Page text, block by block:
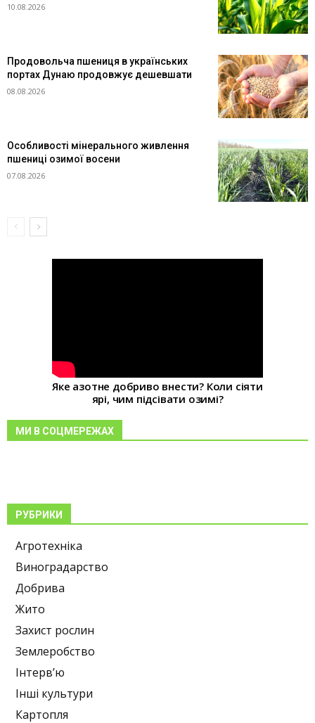
10.08.2026
Продовольча пшениця в українських
портах Дунаю продовжує дешевшати
08.08.2026
Особливості мінерального живлення
пшениці озимої восени
07.08.2026
Яке азотне добриво внести? Коли сіяти
ярі, чим підсівати озимі?
МИ В СОЦМЕРЕЖАХ
РУБРИКИ
Агротехніка
Виноградарство
Добрива
Жито
Захист рослин
Землеробство
Інтерв’ю
Інші культури
Картопля